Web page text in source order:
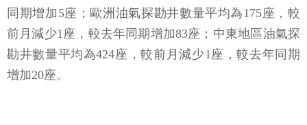
同期增加5座；歐洲油氣探勘井數量平均為175座，較
前月減少1座，較去年同期增加83座；中東地區油氣探
勘井數量平均為424座，較前月減少1座，較去年同期
增加20座。